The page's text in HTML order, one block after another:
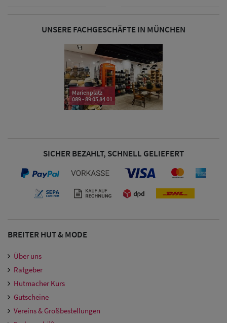
Damen UV-
Schutz Caps
Bandana Caps
Damen
(63-65 cm)
UNSERE FACHGESCHÄFTE IN MÜNCHEN
Marienplatz
089 - 89 05 84 01
SICHER BEZAHLT, SCHNELL GELIEFERT
BREITER HUT & MODE
Über uns
Ratgeber
Hutmacher Kurs
Gutscheine
Vereins & Großbestellungen